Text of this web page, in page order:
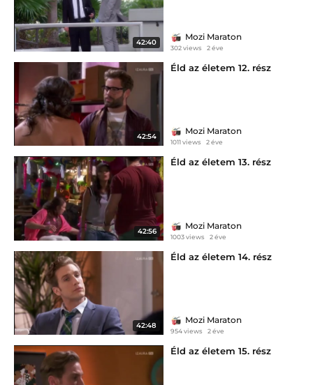
42:40
Mozi Maraton
302 views 2 éve
42:54
Éld az életem 12. rész
Mozi Maraton
1011 views 2 éve
42:56
Éld az életem 13. rész
Mozi Maraton
1003 views 2 éve
42:48
Éld az életem 14. rész
Mozi Maraton
954 views 2 éve
Éld az életem 15. rész